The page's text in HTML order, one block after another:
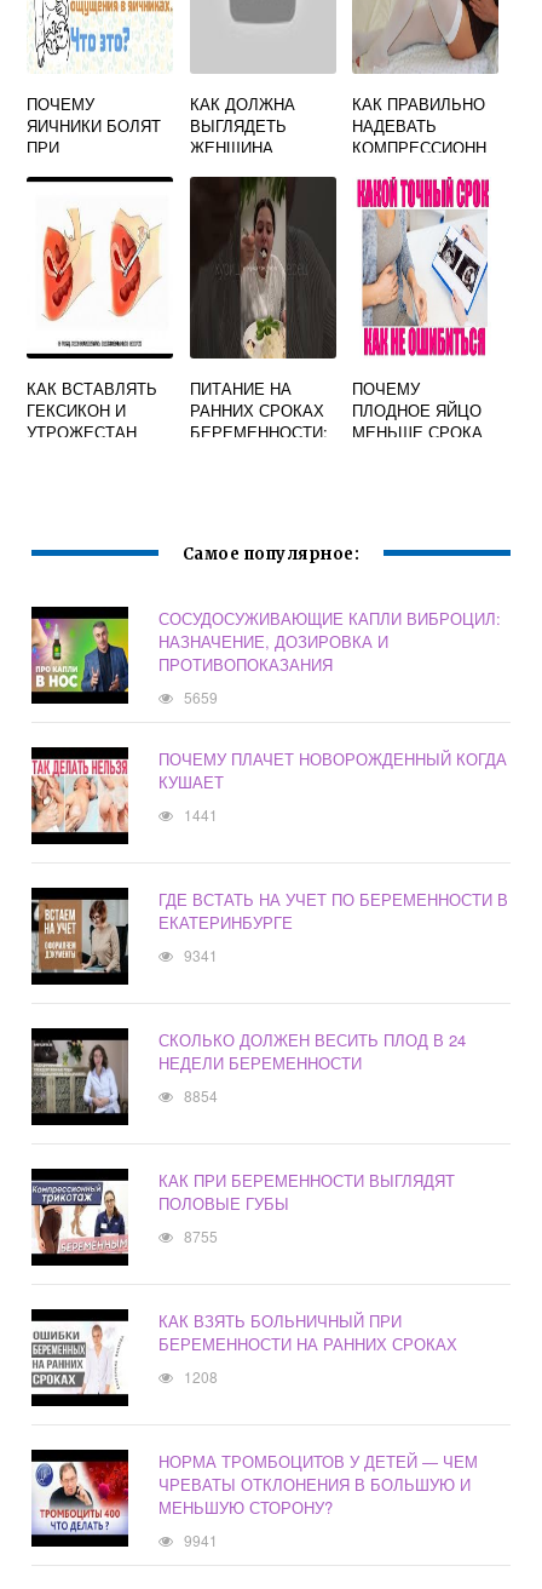
ПОЧЕМУ
ЯИЧНИКИ БОЛЯТ
ПРИ
ВО ВТОРОМ
ТРИМЕСТРЕ
КАК ДОЛЖНА
ВЫГЛЯДЕТЬ
ЖЕНЩИНА
КАК ПРАВИЛЬНО
НАДЕВАТЬ
КОМПРЕССИОНН
БЕРЕМЕННОСТИ
КАК ВСТАВЛЯТЬ
ГЕКСИКОН И
УТРОЖЕСТАН
ПИТАНИЕ НА
РАННИХ СРОКАХ
БЕРЕМЕННОСТИ:
ПОЧЕМУ
ПЛОДНОЕ ЯЙЦО
МЕНЬШЕ СРОКА
Самое популярное:
СОСУДОСУЖИВАЮЩИЕ КАПЛИ ВИБРОЦИЛ:
НАЗНАЧЕНИЕ, ДОЗИРОВКА И
ПРОТИВОПОКАЗАНИЯ
5659
ПОЧЕМУ ПЛАЧЕТ НОВОРОЖДЕННЫЙ КОГДА
КУШАЕТ
1441
ГДЕ ВСТАТЬ НА УЧЕТ ПО БЕРЕМЕННОСТИ В
ЕКАТЕРИНБУРГЕ
9341
СКОЛЬКО ДОЛЖЕН ВЕСИТЬ ПЛОД В 24
НЕДЕЛИ БЕРЕМЕННОСТИ
8854
КАК ПРИ БЕРЕМЕННОСТИ ВЫГЛЯДЯТ
ПОЛОВЫЕ ГУБЫ
8755
КАК ВЗЯТЬ БОЛЬНИЧНЫЙ ПРИ
БЕРЕМЕННОСТИ НА РАННИХ СРОКАХ
1208
НОРМА ТРОМБОЦИТОВ У ДЕТЕЙ — ЧЕМ
ЧРЕВАТЫ ОТКЛОНЕНИЯ В БОЛЬШУЮ И
МЕНЬШУЮ СТОРОНУ?
9941